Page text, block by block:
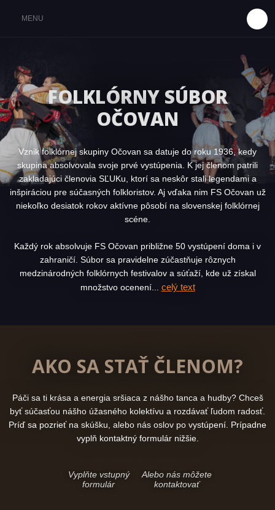
FOLKLÓRNY SÚBOR
OČOVAN
Vznik folklórnej skupiny Očovan sa datuje do roku 1936, kedy
skupina absolvovala svoje prvé vystúpenia. K jej členom patrili
zakladajúci členovia SĽUKu, ktorí sa neskôr stali legendami a
inšpiráciou pre súčasných folkloristov. Aj vďaka nim FS Očovan už
niekoľko desiatok rokov aktívne pôsobí na slovenskej folklórnej
scéne.
Každý rok absolvuje FS Očovan približne 50 vystúpení doma i v
zahraničí. Súbor sa pravidelne zúčastňuje rôznych
medzinárodných folklórnych festivalov a súťaží, kde už získal
množstvo ocenení... celý text
AKO SA STAŤ ČLENOM?
Páči sa ti krása a energia sršiaca z nášho tanca a hudby? Chceš
byť súčasťou nášho úžasného kolektívu a rozdávať ľudom radosť.
Príď sa pozrieť na skúšku, alebo nás oslov po vystúpení. Prípadne
vyplň kontaktný formulár nižšie.
Vyplňte vstupný
formulár
Alebo nás môžete
kontaktovať
MENU